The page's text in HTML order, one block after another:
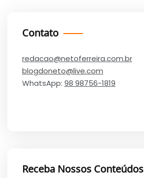
Contato
redacao@netoferreira.com.br
blogdoneto@live.com
WhatsApp: 98 98756-1819
Receba Nossos Conteúdos